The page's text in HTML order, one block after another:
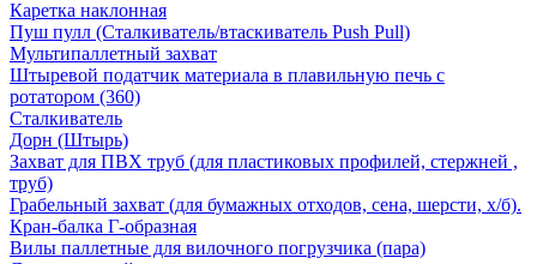
Каретка наклонная
Пуш пулл (Сталкиватель/втаскиватель Push Pull)
Мультипаллетный захват
Штыревой податчик материала в плавильную печь с
ротатором (360)
Сталкиватель
Дорн (Штырь)
Захват для ПВХ труб (для пластиковых профилей, стержней ,
труб)
Грабельный захват (для бумажных отходов, сена, шерсти, х/б).
Кран-балка Г-образная
Вилы паллетные для вилочного погрузчика (пара)